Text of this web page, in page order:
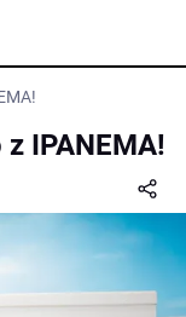
IPANEMA!